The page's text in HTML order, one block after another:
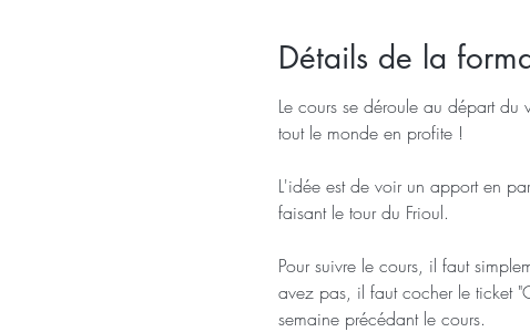
Détails de la
Le cours se déroule au départ
tout le monde en profite !
L'idée est de voir un apport en
faisant le tour du Frioul.
Pour suivre le cours, il faut
avez pas, il faut cocher le ticket
semaine précédant le cours.